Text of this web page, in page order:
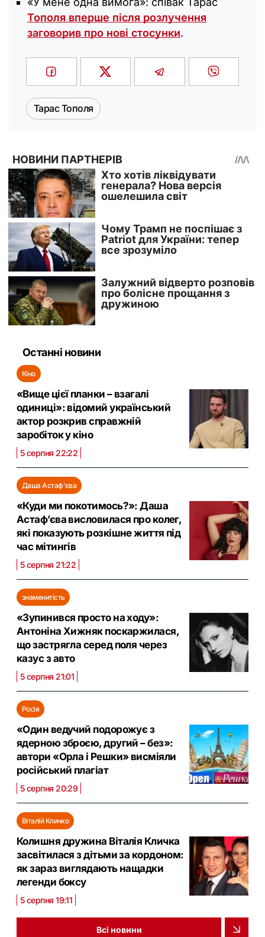
Тополя вперше після розлучення
заговорив про нові стосунки.
Тарас Тополя
Останні новини
Кіно
«Вище цієї планки – взагалі
одиниці»: відомий український
актор розкрив справжній
заробіток у кіно
5 серпня 22:22
Даша Астаф'єва
«Куди ми покотимось?»: Даша
Астаф’єва висловилася про колег,
які показують розкішне життя під
час мітингів
5 серпня 21:22
знаменитість
«Зупинився просто на ходу»:
Антоніна Хижняк поскаржилася,
що застрягла серед поля через
казус з авто
5 серпня 21:01
Росія
«Один ведучий подорожує з
ядерною зброєю, другий – без»:
автори «Орла і Решки» висміяли
російський плагіат
5 серпня 20:29
Віталій Кличко
Колишня дружина Віталія Кличка
засвітилася з дітьми за кордоном:
як зараз виглядають нащадки
легенди боксу
5 серпня 19:11
Всі новини